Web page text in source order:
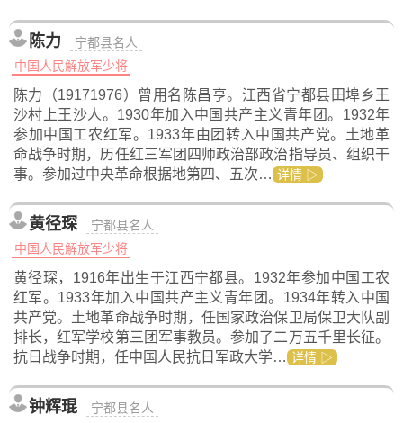
陈力
宁都县名人
中国人民解放军少将
陈力（19171976）曾用名陈昌亨。江西省宁都县田埠乡王
沙村上王沙人。1930年加入中国共产主义青年团。1932年
参加中国工农红军。1933年由团转入中国共产党。土地革
命战争时期，历任红三军团四师政治部政治指导员、组织干
事。参加过中央革命根据地第四、五次… 详情 ▷
黄径琛
宁都县名人
中国人民解放军少将
黄径琛，1916年出生于江西宁都县。1932年参加中国工农
红军。1933年加入中国共产主义青年团。1934年转入中国
共产党。土地革命战争时期，任国家政治保卫局保卫大队副
排长，红军学校第三团军事教员。参加了二万五千里长征。
抗日战争时期，任中国人民抗日军政大学… 详情 ▷
钟辉琨
宁都县名人